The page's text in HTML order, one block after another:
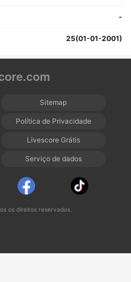
-
25(01-01-2001)
Sitemap
Política de Privacidade
Livescore Grátis
Serviço de dados
os direitos reservados.